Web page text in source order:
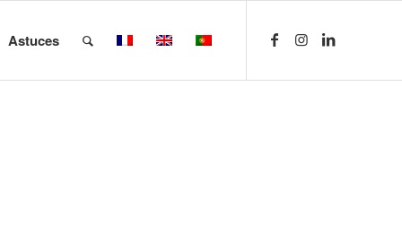
Astuces